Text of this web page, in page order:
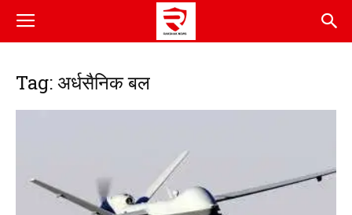
Tag: अर्धसैनिक बल